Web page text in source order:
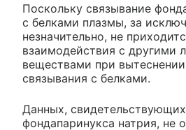
Поскольку связывание
с белками плазмы, за
незначительно, не
взаимодействия с другими
веществами при
связывания с белками.
Данных,
фондапаринукса натрия, не